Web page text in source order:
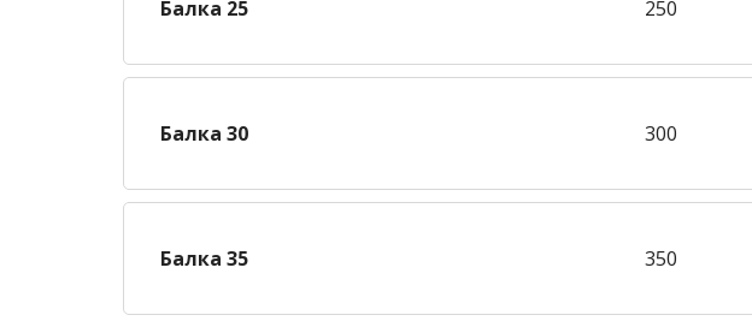
Балка 25 250
Балка 30 300
Балка 35 350